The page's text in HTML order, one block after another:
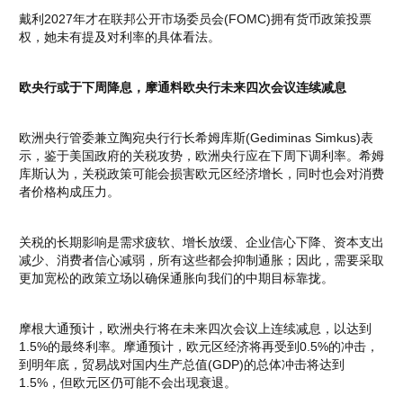
戴利2027年才在联邦公开市场委员会(FOMC)拥有货币政策投票
权，她未有提及对利率的具体看法。
欧央行或于下周降息，摩通料欧央行未来四次会议连续减息
欧洲央行管委兼立陶宛央行行长希姆库斯(Gediminas Simkus)表
示，鉴于美国政府的关税攻势，欧洲央行应在下周下调利率。希姆
库斯认为，关税政策可能会损害欧元区经济增长，同时也会对消费
者价格构成压力。
关税的长期影响是需求疲软、增长放缓、企业信心下降、资本支出
减少、消费者信心减弱，所有这些都会抑制通胀；因此，需要采取
更加宽松的政策立场以确保通胀向我们的中期目标靠拢。
摩根大通预计，欧洲央行将在未来四次会议上连续减息，以达到
1.5%的最终利率。摩通预计，欧元区经济将再受到0.5%的冲击，
到明年底，贸易战对国内生产总值(GDP)的总体冲击将达到
1.5%，但欧元区仍可能不会出现衰退。